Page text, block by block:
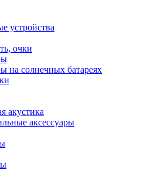
устройства
очки
на солнечных батареях
акустика
аксессуары